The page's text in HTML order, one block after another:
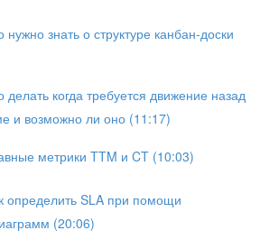
нужно знать о структуре канбан-доски
делать когда требуется движение назад
и возможно ли оно (11:17)
метрики TTM и CT (10:03)
определить SLA при помощи
(20:06)